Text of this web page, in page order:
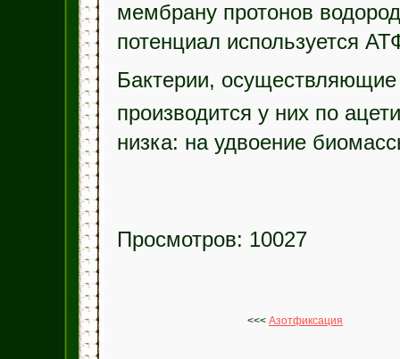
мембрану протонов
потенциал используется
Бактерии,
производится у них по
низка: на удвоение
Просмотров: 10027
<<< Азотфиксация